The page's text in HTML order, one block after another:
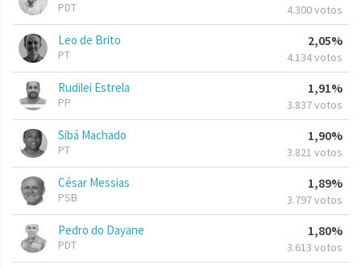
PDT 4.300 votos
Leo de Brito
PT
2,05%
4.134 votos
Rudilei Estrela
PP
1,91%
3.837 votos
Sibá Machado
PT
1,90%
3.821 votos
César Messias
PSB
1,89%
3.797 votos
Pedro do Dayane
PDT
1,80%
3.613 votos